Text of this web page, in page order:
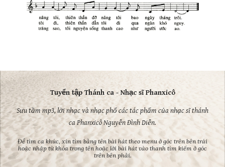
Tuyển tập Thánh ca - Nhạc sĩ Phanxicô
Sưu tầm mp3, lời nhạc và nhạc phổ các tác phẩm của nhạc sĩ thánh
ca Phanxicô Nguyễn Đình Diễn.
Để tìm ca khúc, xin tìm bằng tên bài hát theo menu ở góc trên bên trái
hoặc nhập từ khóa trong tên hoặc lời bài hát vào thanh tìm kiếm ở góc
trên bên phải.